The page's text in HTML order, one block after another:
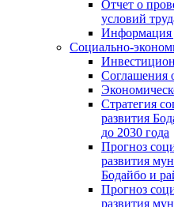
Отчет о
условий
Информация
Социально-
Соглашения
Стратегия
развития
до 2030 года
Прогноз
развития
Бодайбо и
Прогноз
развития